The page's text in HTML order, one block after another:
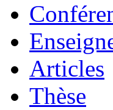
Articles
Thèse